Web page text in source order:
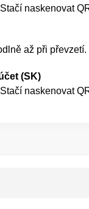
naskenovat
až při převzetí.
(SK)
naskenovat